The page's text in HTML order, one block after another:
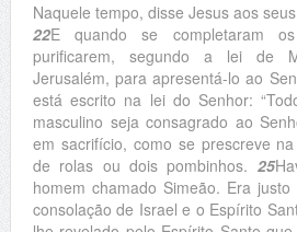
Naquele tempo, disse Jesus aos
22E quando se completaram
purificarem, segundo a lei de
Jerusalém, para apresentá-lo ao
está escrito na lei do Senhor:
masculino seja consagrado ao
em sacrifício, como se prescreve
de rolas ou dois pombinhos. 25
homem chamado Simeão. Era
consolação de Israel e o Espírito